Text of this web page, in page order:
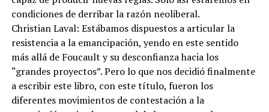
condiciones de derribar la razón neoliberal.
Christian Laval: Estábamos dispuestos a articular la
resistencia a la emancipación, yendo en este sentido
más allá de Foucault y su desconfianza hacia los
“grandes proyectos”. Pero lo que nos decidió finalmente
a escribir este libro, con este título, fueron los
diferentes movimientos de contestación a la